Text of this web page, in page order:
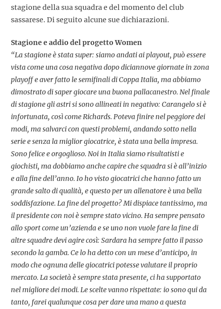
stagione della sua squadra e del momento del club
sassarese. Di seguito alcune sue dichiarazioni.
Stagione e addio del progetto Women
“La stagione è stata super: siamo andati ai playout, può essere
vista come una cosa negativa dopo diciannove giornate in zona
playoff e aver fatto le semifinali di Coppa Italia, ma abbiamo
dimostrato di saper giocare una buona pallacanestro. Nel finale
di stagione gli astri si sono allineati in negativo: Carangelo si è
infortunata, così come Richards. Poteva finire nel peggiore dei
modi, ma salvarci con questi problemi, andando sotto nella
serie e senza la miglior giocatrice, è stata una bella impresa.
Sono felice e orgoglioso. Noi in Italia siamo risultatisti e
giochisti, ma dobbiamo anche capire che squadra si è all’inizio
e alla fine dell’anno. Io ho visto giocatrici che hanno fatto un
grande salto di qualità, e questo per un allenatore è una bella
soddisfazione. La fine del progetto? Mi dispiace tantissimo, ma
il presidente con noi è sempre stato vicino. Ha sempre pensato
allo sport come un’azienda e se uno non vuole fare la fine di
altre squadre devi agire così: Sardara ha sempre fatto il passo
secondo la gamba. Ce lo ha detto con un mese d’anticipo, in
modo che ognuna delle giocatrici potesse valutare il proprio
mercato. La società è sempre stata presente, ci ha supportato
nel migliore dei modi. Le scelte vanno rispettate: io sono qui da
tanto, farei qualunque cosa per dare una mano a questa